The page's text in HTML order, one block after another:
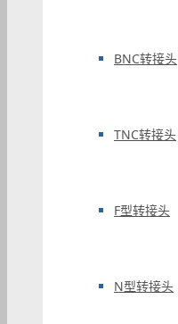
BNC转接头
TNC转接头
F型转接头
N型转接头